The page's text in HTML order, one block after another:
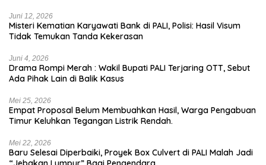
Juni 12, 2026
Misteri Kematian Karyawati Bank di PALI, Polisi: Hasil Visum
Tidak Temukan Tanda Kekerasan
Juni 4, 2026
Drama Rompi Merah : Wakil Bupati PALI Terjaring OTT, Sebut
Ada Pihak Lain di Balik Kasus
Mei 25, 2026
Empat Proposal Belum Membuahkan Hasil, Warga Pengabuan
Timur Keluhkan Tegangan Listrik Rendah.
Mei 22, 2026
Baru Selesai Diperbaiki, Proyek Box Culvert di PALI Malah Jadi